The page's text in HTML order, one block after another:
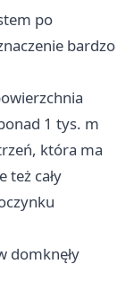
po
bardzo
1 tys. m
która ma
też cały
domknęły